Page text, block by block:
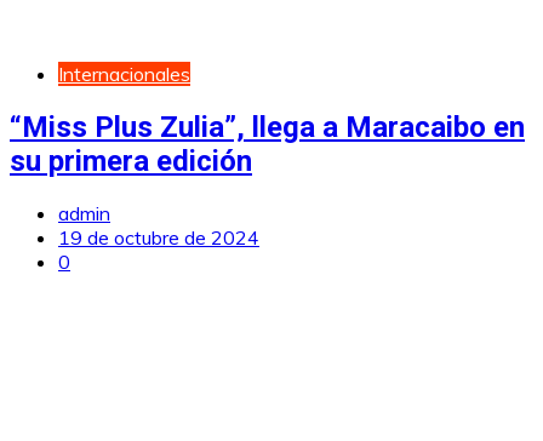
Internacionales
“Miss Plus Zulia”, llega a Maracaibo en
su primera edición
admin
19 de octubre de 2024
0